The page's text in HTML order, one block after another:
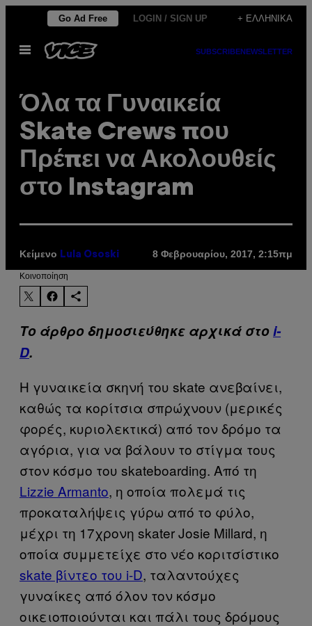
Μετάβαση
περιεχόμενο
Go Ad Free LOGIN / SIGN UP + ΕΛΛΗΝΙΚΆ
Ανοίξτε
SUBSCRIBENEWSLETTER
Όλα τα Γυναικεία
Skate Crews που
Πρέπει να Ακολουθείς
στο Instagram
Κείμενο Lula Ososki 8 Φεβρουαρίου, 2017, 2:15πμ
Kοινοποίηση
Το άρθρο δημοσιεύθηκε αρχικά στοi-
D.
Η γυναικεία σκηνή του skate ανεβαίνει,
καθώς τα κορίτσια σπρώχνουν (μερικές
φορές, κυριολεκτικά) από τον δρόμο τα
αγόρια, για να βάλουν το στίγμα τους
στον κόσμο του skateboarding. Από τη
Lizzie Armanto, η οποία πολεμά τις
προκαταλήψεις γύρω από το φύλο,
μέχρι τη 17χρονη skater Josie Millard, η
οποία συμμετείχε στο νέο κοριτσίστικο
skate βίντεο του i-D, ταλαντούχες
γυναίκες από όλον τον κόσμο
οικειοποιούνται και πάλι τους δρόμους